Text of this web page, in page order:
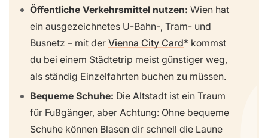
Öffentliche Verkehrsmittel nutzen: Wien hat
ein ausgezeichnetes U-Bahn-, Tram- und
Busnetz – mit der Vienna City Card
kommst
du bei einem Städtetrip meist günstiger weg,
als ständig Einzelfahrten buchen zu müssen.
Bequeme Schuhe: Die Altstadt ist ein Traum
für Fußgänger, aber Achtung: Ohne bequeme
Schuhe können Blasen dir schnell die Laune